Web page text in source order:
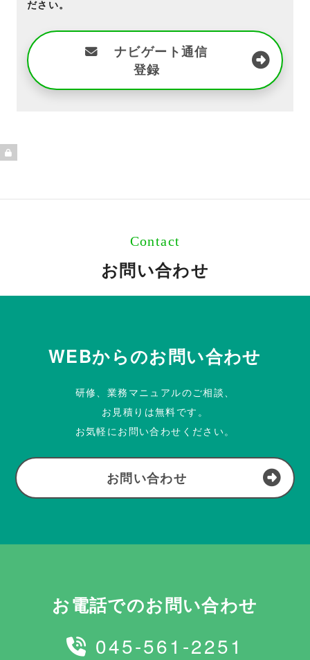
ださい。
ナビゲート通信
登録
Contact
お問い合わせ
WEBからのお問い合わせ
研修、業務マニュアルのご相談、
お見積りは無料です。
お気軽にお問い合わせください。
お問い合わせ
お電話でのお問い合わせ
045-561-2251